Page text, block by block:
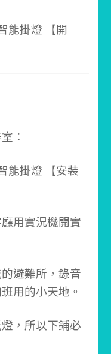
：
用實況機開實
避難所，錄音
用的小天地。
，所以下鋪必